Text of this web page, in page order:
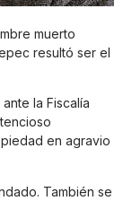
muerto
resultó ser el
la Fiscalía
en agravio
También se